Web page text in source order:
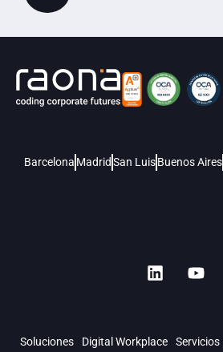
Barcelona MadridSan LuisBuenos Aires
Soluciones Digital Workplace Servicios